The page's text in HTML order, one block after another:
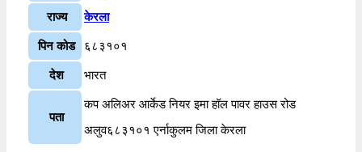
राज्य केरला
पिन कोड ६८३१०१
देश भारत
पता
कप अलिअर आर्केड नियर इमा हॉल पावर हाउस रोड
अलुव६८३१०१ एर्नाकुलम जिला केरला